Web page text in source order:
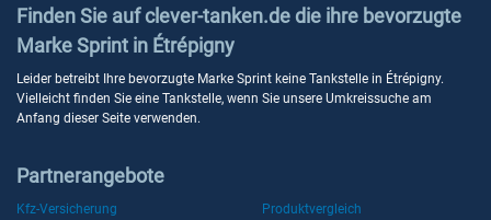
Finden Sie auf clever-tanken.de die ihre bevorzugte
Marke Sprint in Étrépigny
Leider betreibt Ihre bevorzugte Marke Sprint keine Tankstelle in Étrépigny.
Vielleicht finden Sie eine Tankstelle, wenn Sie unsere Umkreissuche am
Anfang dieser Seite verwenden.
Partnerangebote
Kfz-Versicherung
Produktvergleich